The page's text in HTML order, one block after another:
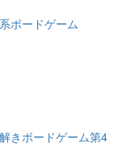
ボードゲーム
きボードゲーム第4